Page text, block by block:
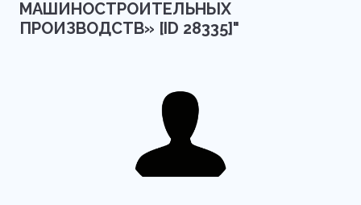
МАШИНОСТРОИТЕЛЬНЫХ
ПРОИЗВОДСТВ» [ID 28335]"